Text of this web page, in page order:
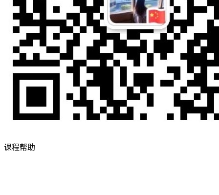
课程帮助